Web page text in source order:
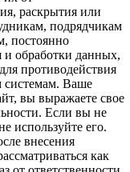
раскрытия или
подрядчикам
постоянно
и обработки данных,
противодействия
системам. Ваше
вы выражаете свое
Если вы не
используйте его.
внесения
как